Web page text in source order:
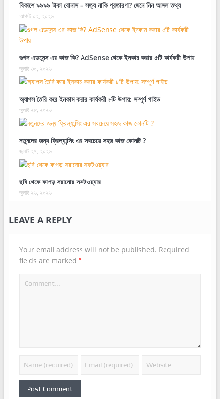
বিকাশে ৯৯৯৯ টাকা বোনাস – সত্য নাকি প্রতারণা? জেনে নিন আসল তথ্য
আগস্ট ০২, ২০২৬
গুগল এডসেন্স এর কাজ কি? AdSense থেকে ইনকাম করার ৫টি কার্যকরী উপায়
জুলাই ৩০, ২০২৬
অ্যাপস তৈরি করে ইনকাম করার কার্যকরী ৮টি উপায়: সম্পূর্ণ গাইড
জুলাই ২৮, ২০২৬
নতুনদের জন্য ফ্রিল্যান্সিং এর সবচেয়ে সহজ কাজ কোনটি ?
জুলাই ২৭, ২০২৬
ছবি থেকে কাপড় সরানোর সফটওয়্যার
জুলাই ২৬, ২০২৬
LEAVE A REPLY
Your email address will not be published. Required
fields are marked *